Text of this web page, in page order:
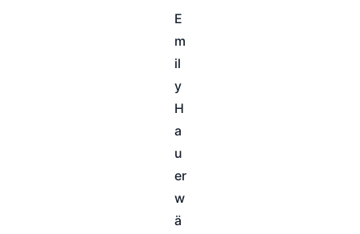
E
m
il
y
H
a
u
er
w
ä